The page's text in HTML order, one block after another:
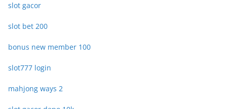
slot gacor
slot bet 200
bonus new member 100
slot777 login
mahjong ways 2